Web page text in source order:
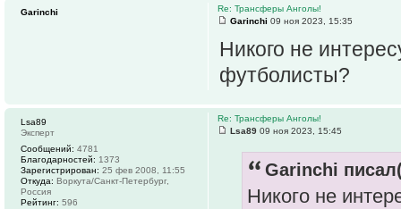
Re: Трансферы Анголы!
Garinchi 09 ноя 2023, 15:35
Никого не
футболисты?
Garinchi
Re: Трансферы Анголы!
Lsa89 09 ноя 2023, 15:45
Garinchi
Никого не
Lsa89
Эксперт
Сообщений: 4781
Благодарностей: 1373
Зарегистрирован: 25 фев 2008, 11:55
Откуда: Воркута/Санкт-Петербург,
Россия
Рейтинг: 596